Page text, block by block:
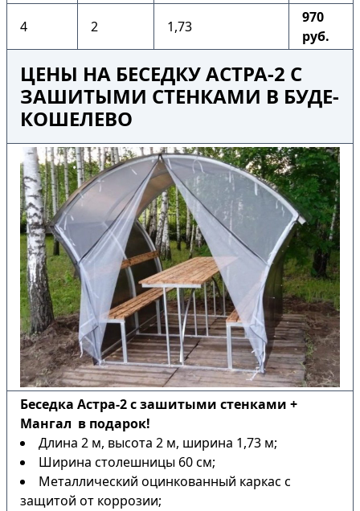
4 2 1,73
970
руб.
ЦЕНЫ НА БЕСЕДКУ АСТРА-2 С
ЗАШИТЫМИ СТЕНКАМИ В БУДЕ-
КОШЕЛЕВО
Беседка Астра-2 с зашитыми стенками +
Мангал в подарок!
Длина 2 м, высота 2 м, ширина 1,73 м;
Ширина столешницы 60 см;
Металлический оцинкованный каркас с
защитой от коррозии;